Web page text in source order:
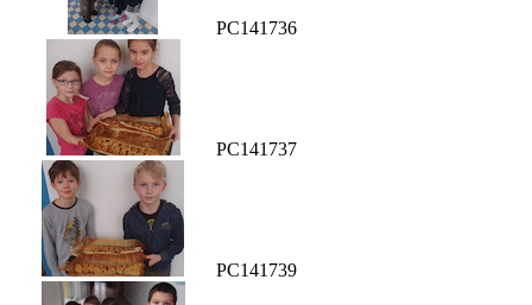
PC141736
PC141737
PC141739